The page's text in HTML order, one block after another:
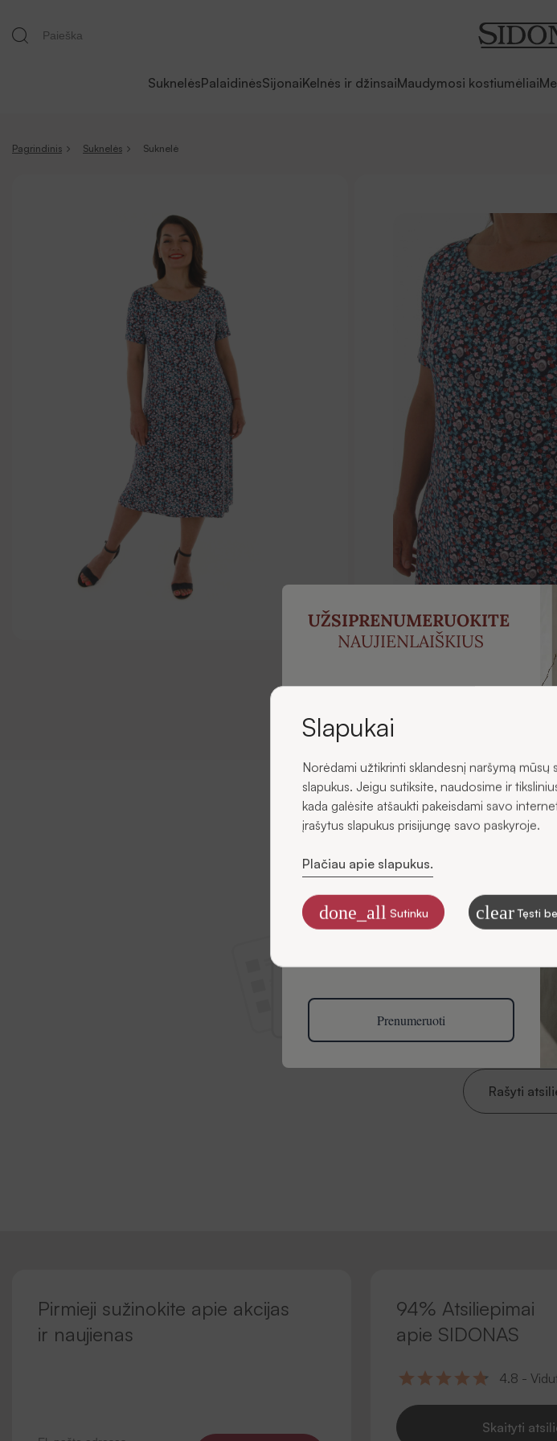
SuknelėsPalaidinėsSijonaiKelnės ir džinsaiMaudymosi kostiumėliai
Pagrindinis Suknelės Suknelė
Būkite pirma (-as), kuri (-is)
svarbi mums ir gali padėti
Tai užtruks vos minutę!
Rašyti
Pirmieji sužinokite apie akcijas
ir naujienas
94% Atsiliepimai
apie SIDONAS
4.8 -
Skaityti
UŽSIPRENUMERUOKITE
NAUJIENLAIŠKIUS
El. paštas
Sutinku gauti SIDONO naujienas
Informaciją, kaip tvarkome duomenis
Prenumeruoti
Slapukai
Norėdami užtikrinti sklandesnį naršymą
slapukus. Jeigu sutiksite, naudosime ir
kada galėsite atšaukti pakeisdami savo
įrašytus slapukus prisijungę savo paskyroje.
Plačiau apie slapukus.
done_all Sutinku clear Tęsti